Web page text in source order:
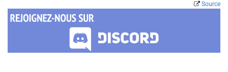
Source